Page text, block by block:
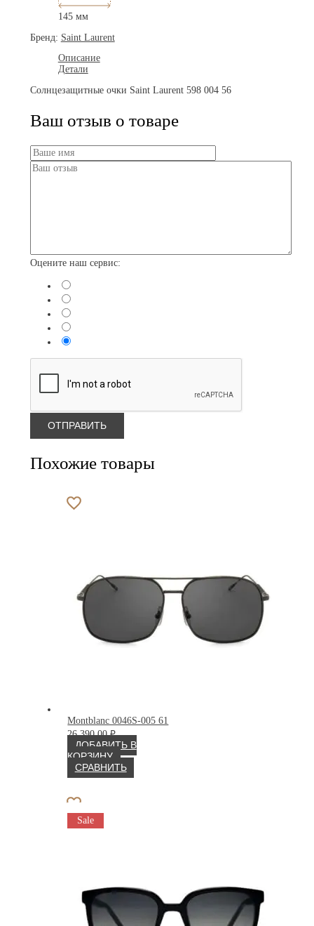
145 мм
Бренд: Saint Laurent
Описание
Детали
Солнцезащитные очки Saint Laurent 598 004 56
Ваш отзыв о товаре
Оцените наш сервис:
Похожие товары
Montblanc 0046S-005 61
26 390.00₽
ДОБАВИТЬ В
КОРЗИНУ
СРАВНИТЬ
Sale